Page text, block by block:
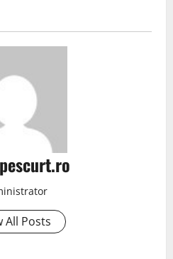
All Posts